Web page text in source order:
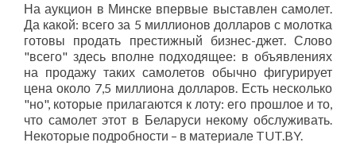
На аукцион в Минске впервые выставлен самолет.
Да какой: всего за 5 миллионов долларов с молотка
готовы продать престижный бизнес-джет. Слово
"всего" здесь вполне подходящее: в объявлениях
на продажу таких самолетов обычно фигурирует
цена около 7,5 миллиона долларов. Есть несколько
"но", которые прилагаются к лоту: его прошлое и то,
что самолет этот в Беларуси некому обслуживать.
Некоторые подробности – в материале TUT.BY.